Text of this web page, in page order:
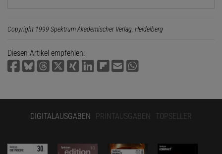
Copyright 1999 Spektrum Akademischer Verlag, Heidelberg
Diesen Artikel empfehlen:
DIGITALAUSGABEN PRINTAUSGABEN TOPSELLER